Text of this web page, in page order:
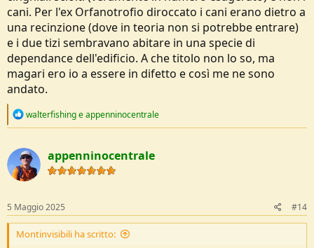
cani. Per l'ex Orfanotrofio diroccato i cani erano dietro a
una recinzione (dove in teoria non si potrebbe entrare)
e i due tizi sembravano abitare in una specie di
dependance dell'edificio. A che titolo non lo so, ma
magari ero io a essere in difetto e così me ne sono
andato.
R
c
t
i
o
s
:
walterfishingeappenninocentrale
appenninocentrale
5 Maggio 2025 #14
Montinvisibili ha scritto: